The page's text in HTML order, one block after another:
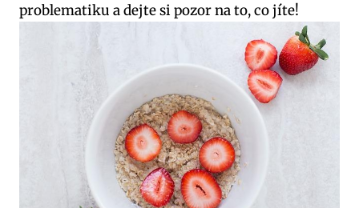
problematiku a dejte si pozor na to, co jíte!